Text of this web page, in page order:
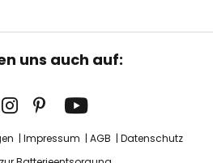
uns auch auf:
Impressum AGB
Datenschutz